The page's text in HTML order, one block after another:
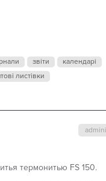
звіти
календарі
листівки
термонитью FS 150.